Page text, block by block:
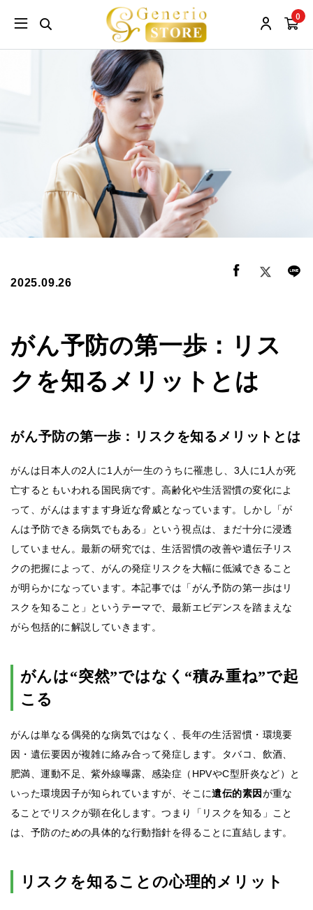
0
2025.09.26
がん予防の第一歩：リス
クを知るメリットとは
がん予防の第一歩：リスクを知るメリットとは
がんは日本人の2人に1人が一生のうちに罹患し、3人に1人が死
亡するともいわれる国民病です。高齢化や生活習慣の変化によ
って、がんはますます身近な脅威となっています。しかし「が
んは予防できる病気でもある」という視点は、まだ十分に浸透
していません。最新の研究では、生活習慣の改善や遺伝子リス
クの把握によって、がんの発症リスクを大幅に低減できること
が明らかになっています。本記事では「がん予防の第一歩はリ
スクを知ること」というテーマで、最新エビデンスを踏まえな
がら包括的に解説していきます。
がんは“突然”ではなく“積み重ね”で起
こる
がんは単なる偶発的な病気ではなく、長年の生活習慣・環境要
因・遺伝要因が複雑に絡み合って発症します。タバコ、飲酒、
肥満、運動不足、紫外線曝露、感染症（HPVやC型肝炎など）と
いった環境因子が知られていますが、そこに遺伝的素因が重な
ることでリスクが顕在化します。つまり「リスクを知る」こと
は、予防のための具体的な行動指針を得ることに直結します。
リスクを知ることの心理的メリット